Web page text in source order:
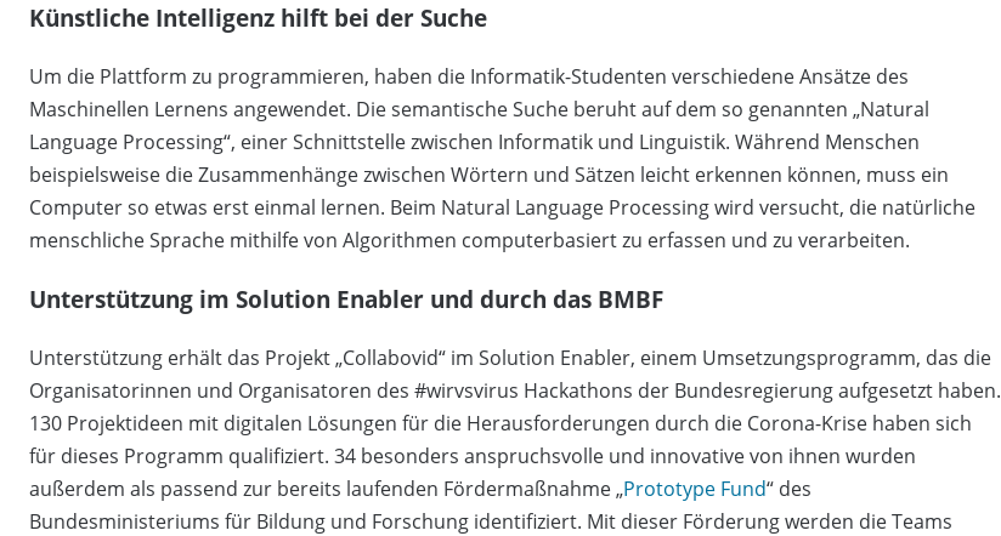
Künstliche Intelligenz hilft bei der Suche
Um die Plattform zu programmieren, haben die Informatik-Studenten verschiedene Ansätze des
Maschinellen Lernens angewendet. Die semantische Suche beruht auf dem so genannten „Natural
Language Processing“, einer Schnittstelle zwischen Informatik und Linguistik. Während Menschen
beispielsweise die Zusammenhänge zwischen Wörtern und Sätzen leicht erkennen können, muss ein
Computer so etwas erst einmal lernen. Beim Natural Language Processing wird versucht, die natürliche
menschliche Sprache mithilfe von Algorithmen computerbasiert zu erfassen und zu verarbeiten.
Unterstützung im Solution Enabler und durch das BMBF
Unterstützung erhält das Projekt „Collabovid“ im Solution Enabler, einem Umsetzungsprogramm, das die
Organisatorinnen und Organisatoren des #wirvsvirus Hackathons der Bundesregierung aufgesetzt haben.
130 Projektideen mit digitalen Lösungen für die Herausforderungen durch die Corona-Krise haben sich
für dieses Programm qualifiziert. 34 besonders anspruchsvolle und innovative von ihnen wurden
außerdem als passend zur bereits laufenden Fördermaßnahme „Prototype Fund“ des
Bundesministeriums für Bildung und Forschung identifiziert. Mit dieser Förderung werden die Teams